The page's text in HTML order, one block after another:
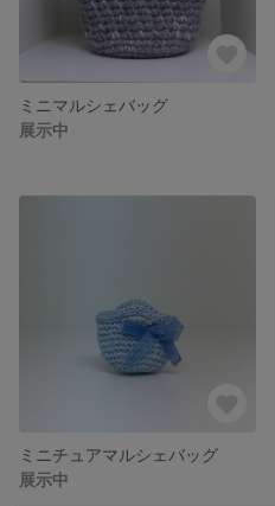
ミニマルシェバッグ
展示中
ミニチュアマルシェバッグ
展示中